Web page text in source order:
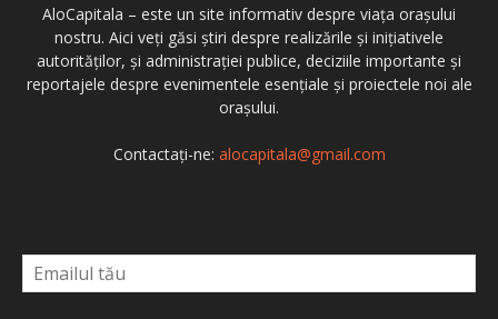
AloCapitala – este un site informativ despre viața orașului
nostru. Aici veți găsi știri despre realizările și inițiativele
autorităților, și administrației publice, deciziile importante și
reportajele despre evenimentele esențiale și proiectele noi ale
orașului.
Contactați-ne: alocapitala@gmail.com